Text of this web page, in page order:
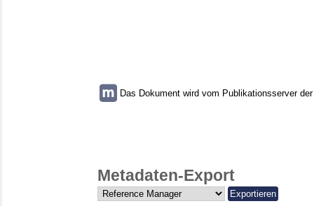
Das Dokument wird vom Publikationsserver
Metadaten-Export